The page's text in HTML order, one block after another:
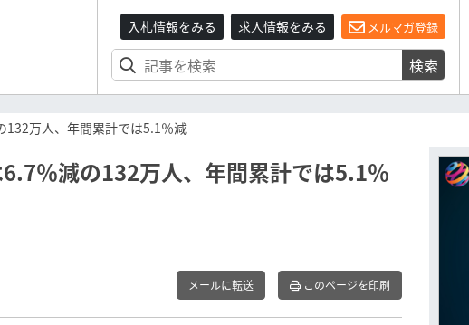
入札情報をみる 求人情報をみる メルマガ登録
検索
132万人、年間累計では5.1％減
％減の132万人、年間累計では5.1％
メールに転送 このページを印刷